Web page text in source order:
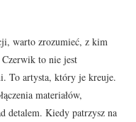
warto zrozumieć, z kim
to nie jest
To artysta, który je kreuje.
materiałów,
detalem. Kiedy patrzysz na